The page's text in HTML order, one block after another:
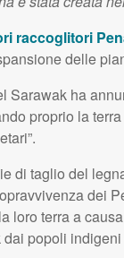
raccoglitori
delle
Sarawak ha
proprio la
di taglio del
dei
loro terra a
popoli